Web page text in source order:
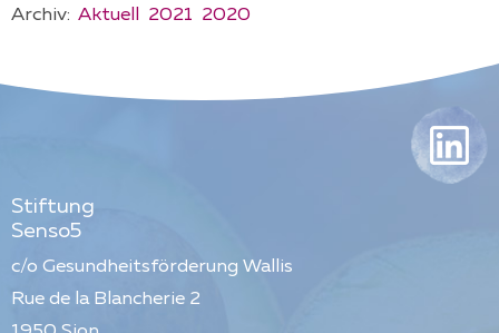
Archiv: Aktuell 2021 2020
Stiftung
Senso5
c/o Gesundheitsförderung Wallis
Rue de la Blancherie 2